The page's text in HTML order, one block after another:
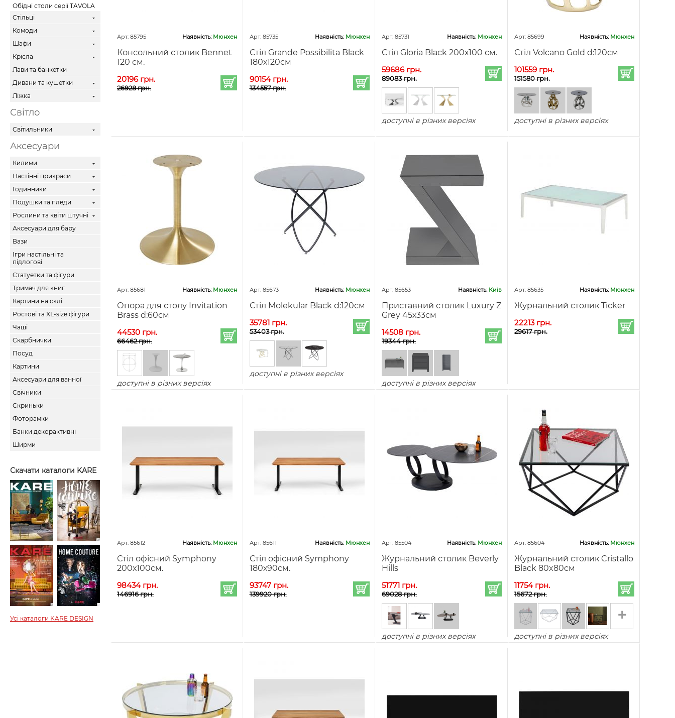
Обідні столи серії TAVOLA
Стільці
Комоди
Шафи
Крісла
Лави та банкетки
Дивани та кушетки
Ліжка
Світло
Світильники
Аксесуари
Килими
Настінні прикраси
Годинники
Подушки та пледи
Рослини та квіти штучні
Аксесуари для бару
Вази
Ігри настільні та
підлогові
Статуетки та фігури
Тримач для книг
Картини на склі
Ростові та XL-size фігури
Чаші
Скарбнички
Посуд
Картини
Аксесуари для ванної
Свічники
Скриньки
Фоторамки
Банки декорактивні
Ширми
Скачати каталоги KARE
Усі каталоги KARE DESIGN
Арт: 85795 Наявність:Мюнхен
Консольний столик Bennet
120 см.
20196 грн.
26928 грн.
Арт: 85735 Наявність:Мюнхен
Стіл Grande Possibilita Black
180х120см
90154 грн.
134557 грн.
Арт: 85731 Наявність:Мюнхен
Стіл Gloria Black 200х100 см.
59686 грн.
89083 грн.
доступні в різних версіях
Арт: 85699 Наявність:Мюнхен
Стіл Volcano Gold d:120см
101559 грн.
151580 грн.
доступні в різних версіях
Арт: 85681 Наявність:Мюнхен
Опора для столу Invitation
Brass d:60см
44530 грн.
66462 грн.
доступні в різних версіях
Арт: 85673 Наявність:Мюнхен
Стіл Molekular Black d:120см
35781 грн.
53403 грн.
доступні в різних версіях
Арт: 85653 Наявність:Київ
Приставний столик Luxury Z
Grey 45х33см
14508 грн.
19344 грн.
доступні в різних версіях
Арт: 85635 Наявність:Мюнхен
Журнальний столик Ticker
22213 грн.
29617 грн.
Арт: 85612 Наявність:Мюнхен
Стіл офісний Symphony
200х100см.
98434 грн.
146916 грн.
Арт: 85611 Наявність:Мюнхен
Стіл офісний Symphony
180х90см.
93747 грн.
139920 грн.
Арт: 85504 Наявність:Мюнхен
Журнальний столик Beverly
Hills
51771 грн.
69028 грн.
доступні в різних версіях
Арт: 85604 Наявність:Мюнхен
Журнальний столик Cristallo
Black 80x80см
11754 грн.
15672 грн.
+
доступні в різних версіях